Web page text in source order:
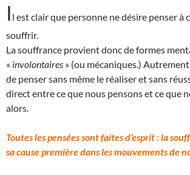
I l est clair que personne ne désire penser à
souffrir.
La souffrance provient donc de formes
« involontaires » (ou mécaniques.)
de penser sans même le réaliser et sans
direct entre ce que nous pensons et ce que
alors.
Toutes les pensées sont faites d’esprit : la
sa cause première dans les mouvements de